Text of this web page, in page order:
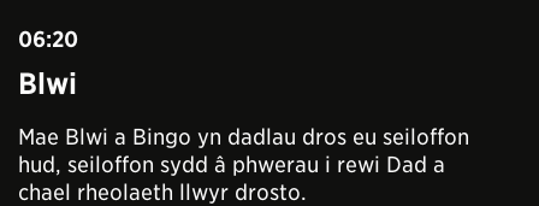
06:20
Blwi
Mae Blwi a Bingo yn dadlau dros eu seiloffon
hud, seiloffon sydd â phwerau i rewi Dad a
chael rheolaeth llwyr drosto.